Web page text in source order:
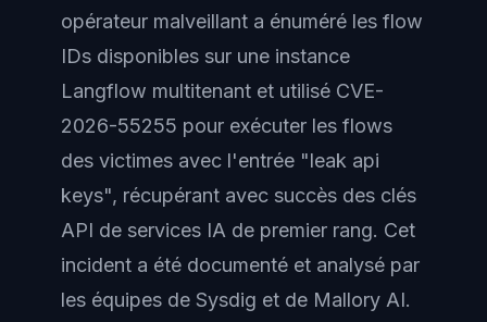
opérateur malveillant a énuméré les flow
IDs disponibles sur une instance
Langflow multitenant et utilisé CVE-
2026-55255 pour exécuter les flows
des victimes avec l'entrée "leak api
keys", récupérant avec succès des clés
API de services IA de premier rang. Cet
incident a été documenté et analysé par
les équipes de Sysdig et de Mallory AI.